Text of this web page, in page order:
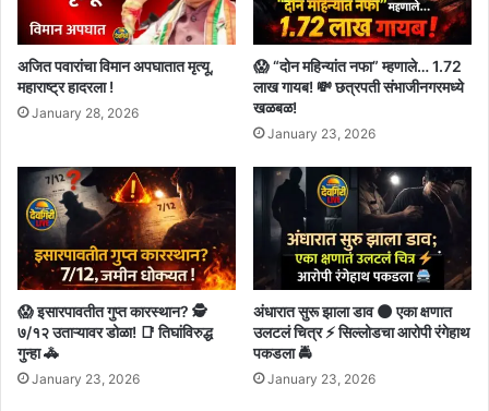
अजित पवारांचा विमान अपघातात मृत्यू,
महाराष्ट्र हादरला !
January 28, 2026
😱 “दोन महिन्यांत नफा” म्हणाले… 1.72
लाख गायब! 💸 छत्रपती संभाजीनगरमध्ये
खळबळ!
January 23, 2026
😱 इसारपावतीत गुप्त कारस्थान? 🕵️
७/१२ उताऱ्यावर डोळा! 📑 तिघांविरुद्ध
गुन्हा 🚓
January 23, 2026
अंधारात सुरू झाला डाव 🌑 एका क्षणात
उलटलं चित्र ⚡ सिल्लोडचा आरोपी रंगेहाथ
पकडला 🚔
January 23, 2026